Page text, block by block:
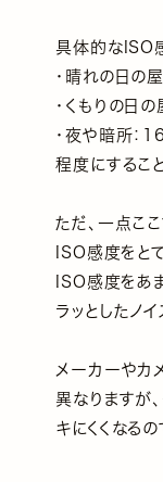
具体的なISO
・晴れの日の
・くもりの日
・夜や暗所：
程度にするこ
ただ、一点こ
ISO感度をと
ISO感度をあ
ラッとしたノ
メーカーやカ
異なりますが
キにくくなるの